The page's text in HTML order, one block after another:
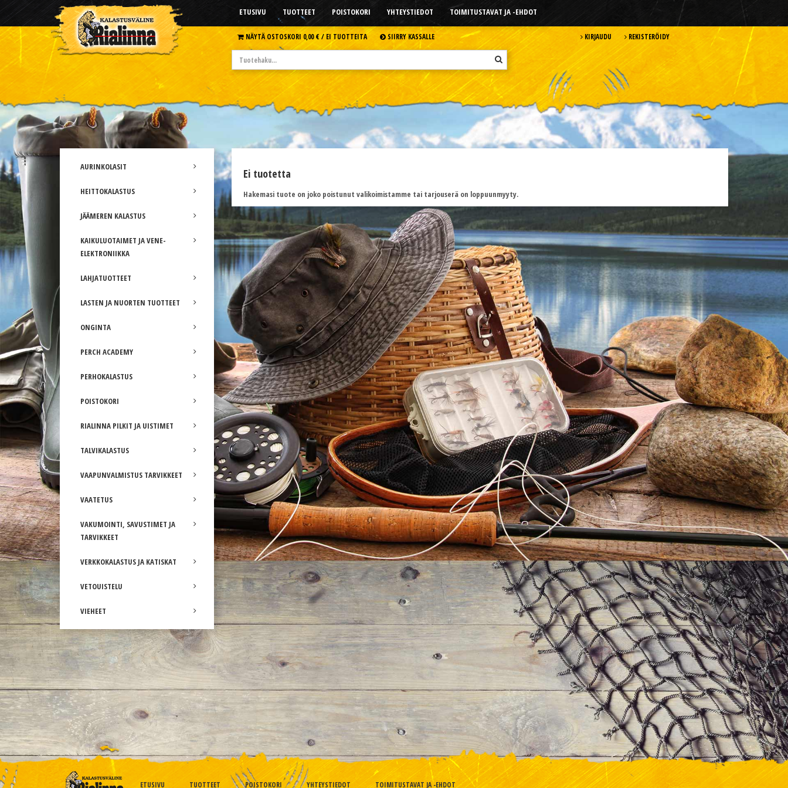
ETUSIVU TUOTTEET POISTOKORI YHTEYSTIEDOT TOIMITUSTAVAT JA -EHDOT
NÄYTÄ OSTOSKORI 0,00 € /EI TUOTTEITA SIIRRY KASSALLE KIRJAUDU REKISTERÖIDY
AURINKOLASIT
HEITTOKALASTUS
JÄÄMEREN KALASTUS
KAIKULUOTAIMET JA VENE-
ELEKTRONIIKKA
LAHJATUOTTEET
LASTEN JA NUORTEN TUOTTEET
ONGINTA
PERCH ACADEMY
PERHOKALASTUS
POISTOKORI
RIALINNA PILKIT JA UISTIMET
TALVIKALASTUS
VAAPUNVALMISTUS TARVIKKEET
VAATETUS
VAKUMOINTI, SAVUSTIMET JA
TARVIKKEET
VERKKOKALASTUS JA KATISKAT
VETOUISTELU
VIEHEET
Ei tuotetta
Hakemasi tuote on joko poistunut valikoimistamme tai tarjouserä on loppuunmyyty.
ETUSIVU TUOTTEET POISTOKORI YHTEYSTIEDOT TOIMITUSTAVAT JA -EHDOT